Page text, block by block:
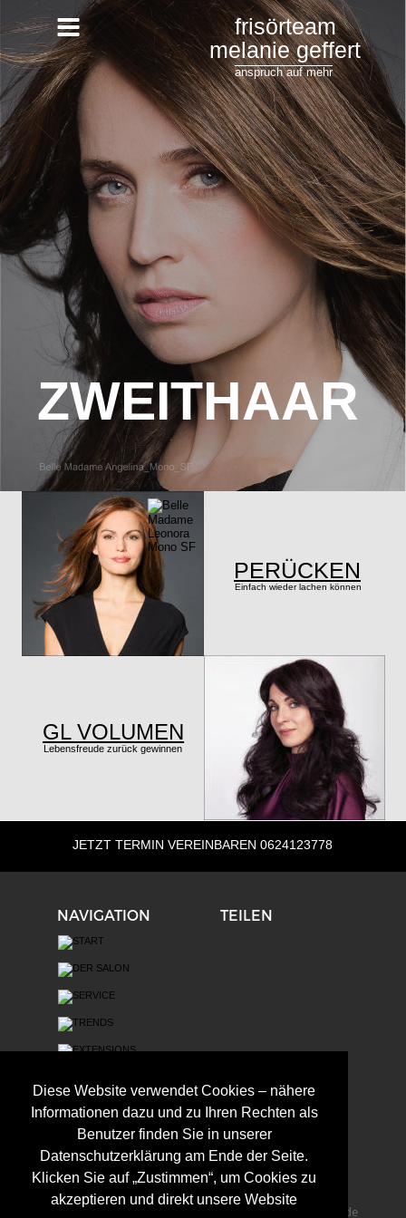
Diese Website verwendet Cookies – nähere
Informationen dazu und zu Ihren Rechten als
Benutzer finden Sie in unserer
Datenschutzerklärung am Ende der Seite.
Klicken Sie auf „Zustimmen“, um Cookies zu
akzeptieren und direkt unsere Website
NAVIGATION
ADRESSE
frisörteam
melanie geffert
KONTAKT
Tel.: +49 (0) 6241 23778
info@melaniegeffert.de
TEILEN
ZWEITHAAR
PERÜCKEN
Einfach wieder lachen können
GL VOLUMEN
Lebensfreude zurück gewinnen
JETZT TERMIN VEREINBAREN 0624123778
frisörteam
melanie geffert
anspruch auf mehr